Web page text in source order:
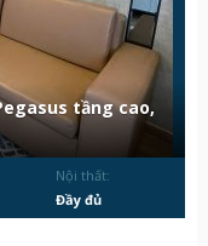
tầng cao,
Nội thất:
Đầy đủ